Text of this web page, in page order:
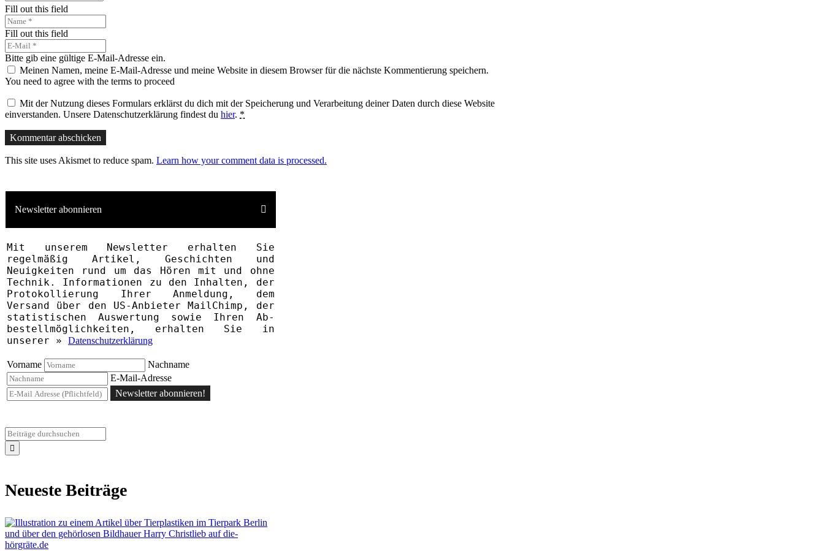
Fill out this field
Fill out this field
Bitte gib eine gültige E-Mail-Adresse ein.
Meinen Namen, meine E-Mail-Adresse und meine Website in diesem Browser für die nächste Kommentierung speichern.
You need to agree with the terms to proceed
Mit der Nutzung dieses Formulars erklärst du dich mit der Speicherung und Verarbeitung deiner Daten durch diese Website
einverstanden. Unsere Datenschutzerklärung findest du hier. *
Kommentar abschicken
This site uses Akismet to reduce spam. Learn how your comment data is processed.
Newsletter abonnieren
Mit unserem News­letter erhalten Sie
regelmäßig Artikel, Geschichten und
Neuigkeiten rund um das Hören mit und ohne
Technik. Informationen zu den Inhalten, der
Proto­kollierung Ihrer Anmeldung, dem
Versand über den US-Anbieter MailChimp, der
statistischen Aus­wertung sowie Ihren Ab­
bestell­­möglichkeiten, erhalten Sie in
unserer » Datenschutzerklärung
Vorname
Nachname
E-Mail-Adresse
Newsletter abonnieren!
Neueste Beiträge